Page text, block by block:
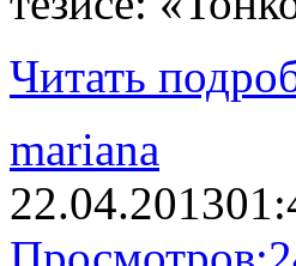
Читать
mariana
22.04.2013